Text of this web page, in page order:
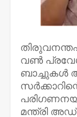
വൺ
ബാച്ചുകൾ
മന്ത്രി